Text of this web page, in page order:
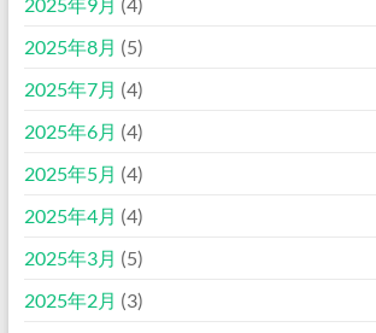
2025年8月 (5)
2025年7月 (4)
2025年6月 (4)
2025年5月 (4)
2025年4月 (4)
2025年3月 (5)
2025年2月 (3)